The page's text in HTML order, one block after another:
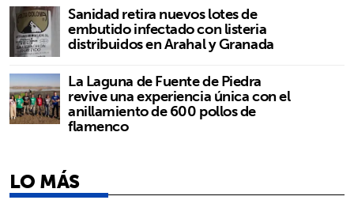
Sanidad retira nuevos lotes de
embutido infectado con listeria
distribuidos en Arahal y Granada
La Laguna de Fuente de Piedra
revive una experiencia única con el
anillamiento de 600 pollos de
flamenco
LO MÁS